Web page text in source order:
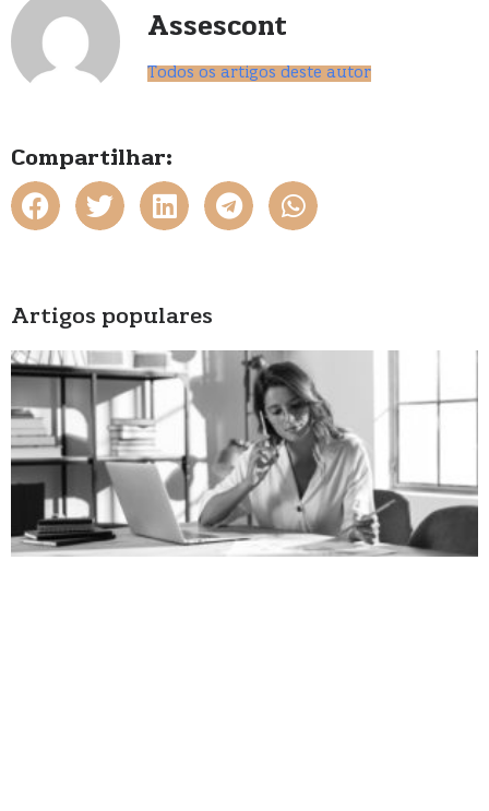
Assescont
Todos os artigos deste autor
Compartilhar:
Artigos populares